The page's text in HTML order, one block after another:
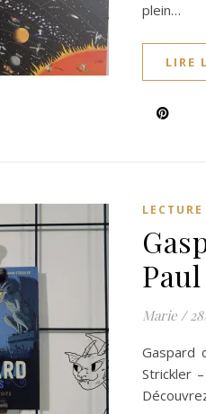
plein…
LIRE
LECTURE
Marie /
Gaspard
Strickler